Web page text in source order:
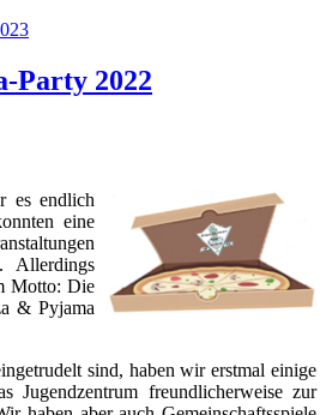
Party 2022
es endlich
eine
Allerdings
Motto: Die
& Pyjama
sind, haben wir erstmal einige
Jugendzentrum freundlicherweise zur